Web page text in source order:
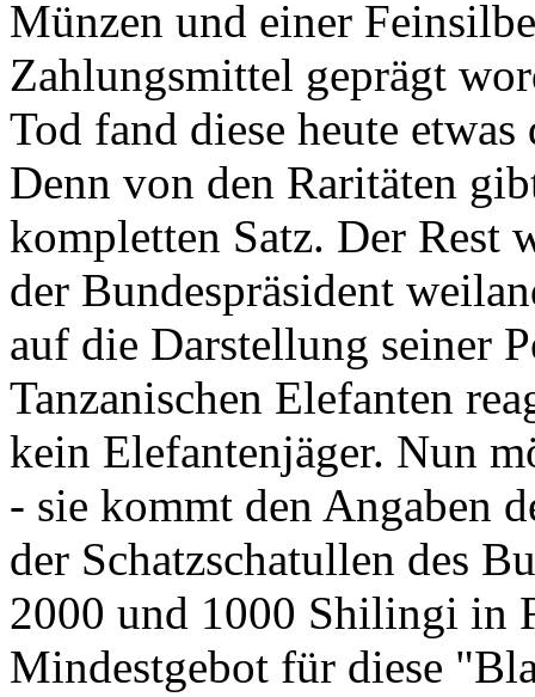
Münzen und einer
Zahlungsmittel geprägt
Tod fand diese heute
Denn von den Raritäten
kompletten Satz. Der Rest
der Bundespräsident
auf die Darstellung seiner
Tanzanischen Elefanten
kein Elefantenjäger. Nun
- sie kommt den Angaben
der Schatzschatullen des
2000 und 1000 Shilingi in
Mindestgebot für diese